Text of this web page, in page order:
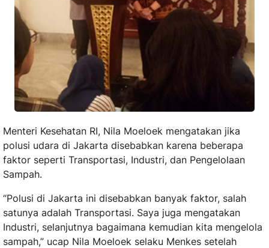
Menteri Kesehatan RI, Nila Moeloek mengatakan jika
polusi udara di Jakarta disebabkan karena beberapa
faktor seperti Transportasi, Industri, dan Pengelolaan
Sampah.
“Polusi di Jakarta ini disebabkan banyak faktor, salah
satunya adalah Transportasi. Saya juga mengatakan
Industri, selanjutnya bagaimana kemudian kita mengelola
sampah,” ucap Nila Moeloek selaku Menkes setelah